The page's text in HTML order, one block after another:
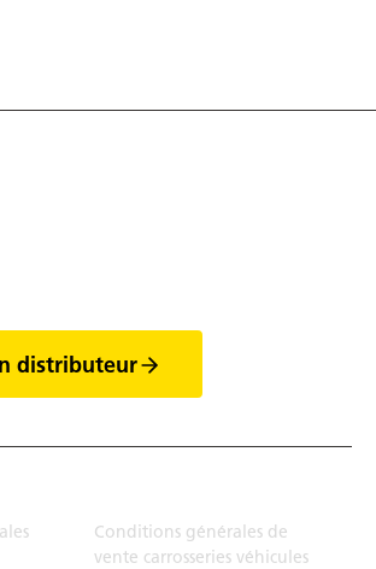
distributeur
Conditions générales de
vente carrosseries véhicules